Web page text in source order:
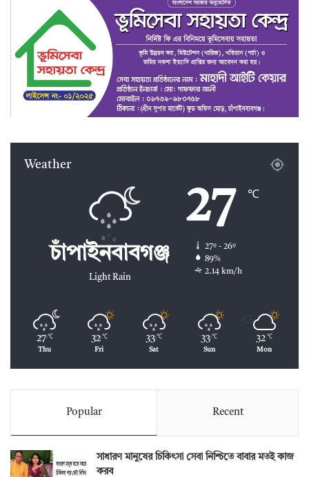
Weather
চাঁপাইনবাবগঞ্জ
Light Rain
27 ℃
27º - 26º
89%
2.14 km/h
27 ℃
Thu
32 ℃
Fri
33 ℃
Sat
33 ℃
Sun
32 ℃
Mon
Popular Recent
সাধারণ মানুষের চিকিৎসা সেবা নিশ্চিতে বাবার মতই কাজ
করব